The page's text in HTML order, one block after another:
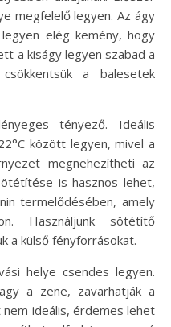
megfelelő legyen. Az ágy
elég kemény, hogy
a kiságy legyen szabad a
a balesetek
tényező. Ideális
között legyen, mivel a
megnehezítheti az
is hasznos lehet,
termelődésében, amely
Használjunk sötétítő
a külső fényforrásokat.
helye csendes legyen.
a zene, zavarhatják a
ideális, érdemes lehet